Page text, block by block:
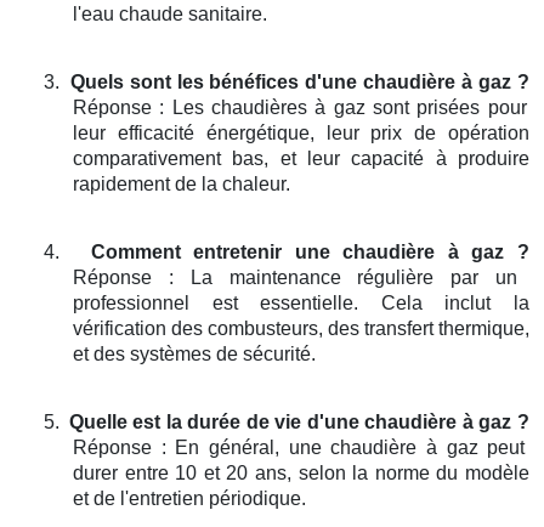
l'eau chaude sanitaire.
3. Quels sont les bénéfices d'une chaudière à gaz ?
Réponse : Les chaudières à gaz sont prisées pour
leur efficacité énergétique, leur prix de opération
comparativement bas, et leur capacité à produire
rapidement de la chaleur.
4.
Comment entretenir une chaudière à gaz ?
Réponse : La maintenance régulière par un
professionnel est essentielle. Cela inclut la
vérification des combusteurs, des transfert thermique,
et des systèmes de sécurité.
5. Quelle est la durée de vie d'une chaudière à gaz ?
Réponse : En général, une chaudière à gaz peut
durer entre 10 et 20 ans, selon la norme du modèle
et de l'entretien périodique.